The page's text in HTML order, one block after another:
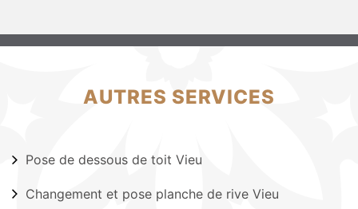
AUTRES SERVICES
Pose de dessous de toit Vieu
Changement et pose planche de rive Vieu